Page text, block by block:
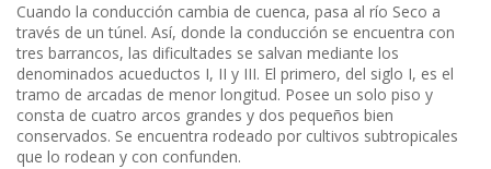
Cuando la conducción cambia de cuenca, pasa al río Seco a
través de un túnel. Así, donde la conducción se encuentra con
tres barrancos, las dificultades se salvan mediante los
denominados acueductos I, II y III. El primero, del siglo I, es el
tramo de arcadas de menor longitud. Posee un solo piso y
consta de cuatro arcos grandes y dos pequeños bien
conservados. Se encuentra rodeado por cultivos subtropicales
que lo rodean y con confunden.